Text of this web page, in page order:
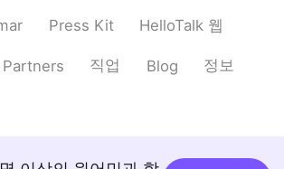
Press Kit HelloTalk 웹
직업 Blog 정보